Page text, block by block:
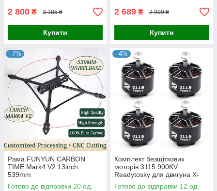
2 800 ₴ 3 185 ₴
Купити
2 689 ₴ 2 999 ₴
Купити
–7%
Рама FUNYUN CARBON
TIME Mark4 V2 13inch
539mm
Готово до відправки 20 од.
–4%
Комплект безщіткових
моторів 3115 900KV
Readytosky для двигуна X-
Class Fpv дрону (R36-4)
Готово до відправки 12 од.